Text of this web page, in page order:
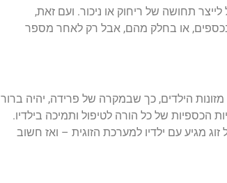
תחושה של ריחוק או ניכור. ועם זאת,
ובכספים, או בחלק מהם, אבל רק לאחר מספר
הילדים, כך שבמקרה של פרידה, יהיה ברור
הכספיות של כל הורה לטיפול ותמיכה בילדיו.
מגיע עם ילדיו למערכת הזוגית – ואז חשוב